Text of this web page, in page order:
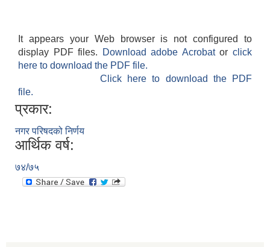
It appears your Web browser is not configured to
display PDF files.
Download adobe Acrobatorclick
here to download the PDF file.
Click here to download the PDF
file.
प्रकार:
नगर परिषदको निर्णय
आर्थिक वर्ष:
७४/७५